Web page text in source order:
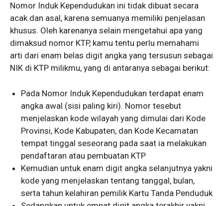
Nomor Induk Kependudukan ini tidak dibuat secara
acak dan asal, karena semuanya memiliki penjelasan
khusus. Oleh karenanya selain mengetahui apa yang
dimaksud nomor KTP, kamu tentu perlu memahami
arti dari enam belas digit angka yang tersusun sebagai
NIK di KTP milikmu, yang di antaranya sebagai berikut:
Pada Nomor Induk Kependudukan terdapat enam
angka awal (sisi paling kiri). Nomor tesebut
menjelaskan kode wilayah yang dimulai dari Kode
Provinsi, Kode Kabupaten, dan Kode Kecamatan
tempat tinggal seseorang pada saat ia melakukan
pendaftaran atau pembuatan KTP
Kemudian untuk enam digit angka selanjutnya yakni
kode yang menjelaskan tentang tanggal, bulan,
serta tahun kelahiran pemilik Kartu Tanda Penduduk